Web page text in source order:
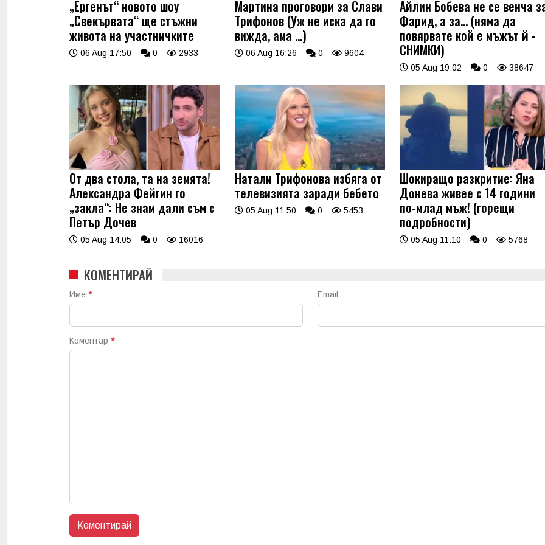
„Ергенът“ новото шоу
„Свекървата“ ще стъжни
живота на участничките
06 Aug 17:50 0 2933
Мартина проговори за Слави
Трифонов (Уж не иска да го
вижда, ама …)
06 Aug 16:26 0 9604
Айлин Бобева не се венча
Фарид, а за... (няма да
повярвате кой е мъжът й -
СНИМКИ)
05 Aug 19:02 0 38647
От два стола, та на земята!
Александра Фейгин го
„закла“: Не знам дали съм с
Петър Дочев
05 Aug 14:05 0 16016
Натали Трифонова избяга от
телевизията заради бебето
05 Aug 11:50 0 5453
Шокиращо разкритие: Яна
Донева живее с 14 години
по-млад мъж! (горещи
подробности)
05 Aug 11:10 0 5768
КОМЕНТИРАЙ
Име * Email
Коментар *